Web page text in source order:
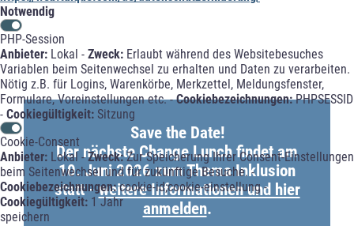
Notwendig
PHP-Session
Anbieter: Lokal - Zweck: Erlaubt während des Websitebesuches
Variablen beim Seitenwechsel zu erhalten und Daten zu verarbeiten.
Nötig z.B. für Logins, Warenkörbe, Merkzettel, Meldungsfenster,
Formulare, Voreinstellungen etc. -Cookiebezeichnungen:PHPSESSID
- Cookiegültigkeit: Sitzung
Cookie-Consent
Anbieter: Lokal -Zweck:Zur Speicherung Ihrer Consent-Einstellungen
beim Seitenwechsel und für zukünftige Besuche. -
Cookiebezeichnungen:cookie-id;cookie-einstellung -
Cookiegültigkeit: 1 Jahr
speichern
Save the Date!
Der nächste Change Lunch findet am
10. Juni 2026 zum Thema Inklusion
statt -weitere Informationen und hier
anmelden.